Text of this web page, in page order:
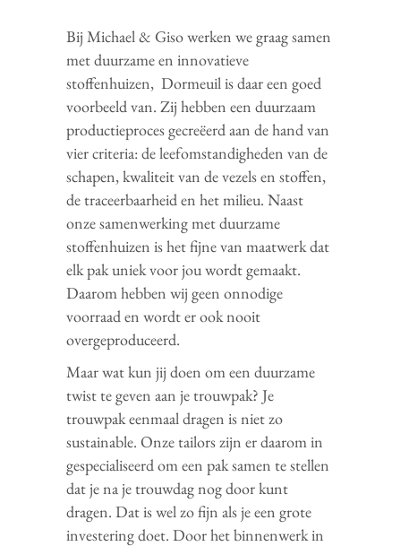
Bij Michael & Giso werken we graag samen
met duurzame en innovatieve
stoffenhuizen, Dormeuil is daar een goed
voorbeeld van. Zij hebben een duurzaam
productieproces gecreëerd aan de hand van
vier criteria: de leefomstandigheden van de
schapen, kwaliteit van de vezels en stoffen,
de traceerbaarheid en het milieu. Naast
onze samenwerking met duurzame
stoffenhuizen is het fijne van maatwerk dat
elk pak uniek voor jou wordt gemaakt.
Daarom hebben wij geen onnodige
voorraad en wordt er ook nooit
overgeproduceerd.
Maar wat kun jij doen om een duurzame
twist te geven aan je trouwpak? Je
trouwpak eenmaal dragen is niet zo
sustainable. Onze tailors zijn er daarom in
gespecialiseerd om een pak samen te stellen
dat je na je trouwdag nog door kunt
dragen. Dat is wel zo fijn als je een grote
investering doet. Door het binnenwerk in